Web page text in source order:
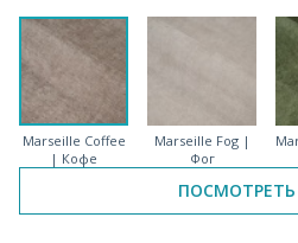
Marseille Coffee
| Кофе
Marseille Fog |
Фог
ПОСМОТРЕТЬ